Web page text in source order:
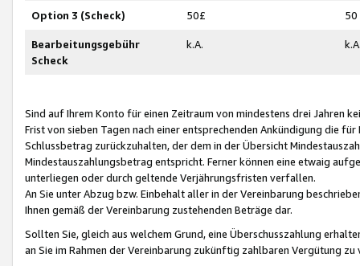
Option 3 (Scheck) 50£ 50
Bearbeitungsgebühr
Scheck
k.A.
Sind auf Ihrem Konto für einen Zeitraum von mindestens drei Jahren
Frist von sieben Tagen nach einer entsprechenden Ankündigung die
Schlussbetrag zurückzuhalten, der dem in der Übersicht
Mindestauszahlungsbetrag entspricht. Ferner können eine etwaig
unterliegen oder durch geltende Verjährungsfristen verfallen.
An Sie unter Abzug bzw. Einbehalt aller in der Vereinbarung
Ihnen gemäß der Vereinbarung zustehenden Beträge dar.
Sollten Sie, gleich aus welchem Grund, eine Überschusszahlung
an Sie im Rahmen der Vereinbarung zukünftig zahlbaren Vergütung zu